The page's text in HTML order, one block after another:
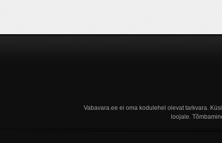
Vabavara.ee ei oma kodulehel olevat tarkvara.
loojale.